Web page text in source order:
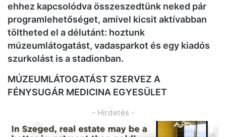
ehhez kapcsolódva összeszedtünk neked pár
programlehetőséget, amivel kicsit aktívabban
töltheted el a délutánt: hoztunk
múzeumlátogatást, vadasparkot és egy kiadós
szurkolást is a stadionban.
MÚZEUMLÁTOGATÁST SZERVEZ A
FÉNYSUGÁR MEDICINA EGYESÜLET
- Hirdetés -